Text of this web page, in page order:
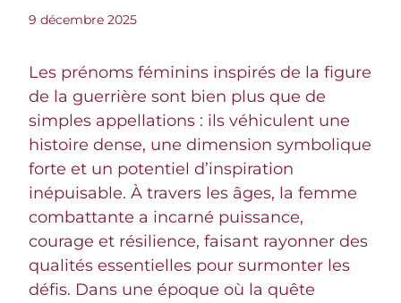
9 décembre 2025
Les prénoms féminins inspirés de la figure
de la guerrière sont bien plus que de
simples appellations : ils véhiculent une
histoire dense, une dimension symbolique
forte et un potentiel d’inspiration
inépuisable. À travers les âges, la femme
combattante a incarné puissance,
courage et résilience, faisant rayonner des
qualités essentielles pour surmonter les
défis. Dans une époque où la quête